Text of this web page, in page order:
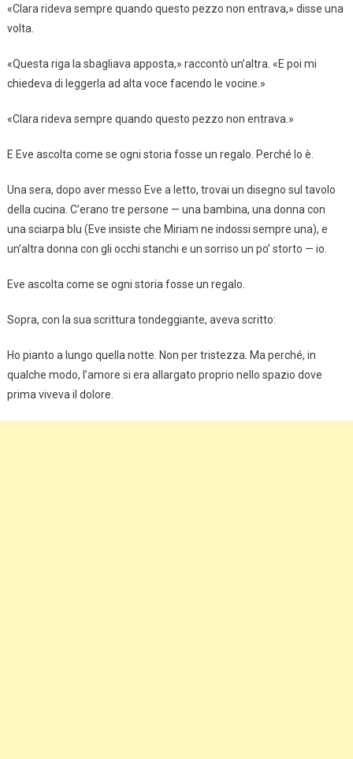
«Clara rideva sempre quando questo pezzo non entrava,» disse una
volta.
«Questa riga la sbagliava apposta,» raccontò un’altra. «E poi mi
chiedeva di leggerla ad alta voce facendo le vocine.»
«Clara rideva sempre quando questo pezzo non entrava.»
E Eve ascolta come se ogni storia fosse un regalo. Perché lo è.
Una sera, dopo aver messo Eve a letto, trovai un disegno sul tavolo
della cucina. C’erano tre persone — una bambina, una donna con
una sciarpa blu (Eve insiste che Miriam ne indossi sempre una), e
un’altra donna con gli occhi stanchi e un sorriso un po’ storto — io.
Eve ascolta come se ogni storia fosse un regalo.
Sopra, con la sua scrittura tondeggiante, aveva scritto:
Ho pianto a lungo quella notte. Non per tristezza. Ma perché, in
qualche modo, l’amore si era allargato proprio nello spazio dove
prima viveva il dolore.